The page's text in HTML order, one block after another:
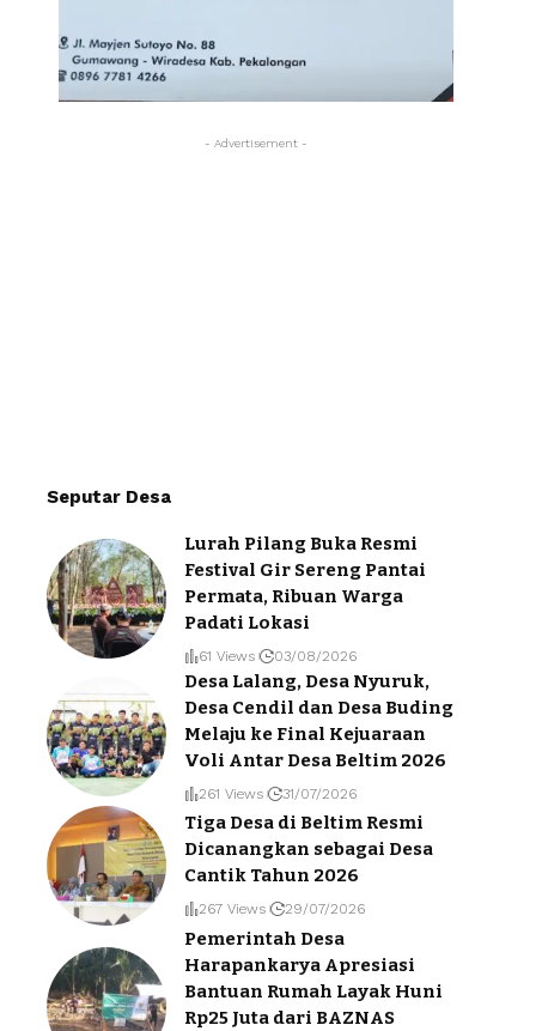
- Advertisement -
Seputar Desa
Lurah Pilang Buka Resmi
Festival Gir Sereng Pantai
Permata, Ribuan Warga
Padati Lokasi
61 Views 03/08/2026
Desa Lalang, Desa Nyuruk,
Desa Cendil dan Desa Buding
Melaju ke Final Kejuaraan
Voli Antar Desa Beltim 2026
261 Views 31/07/2026
Tiga Desa di Beltim Resmi
Dicanangkan sebagai Desa
Cantik Tahun 2026
267 Views 29/07/2026
Pemerintah Desa
Harapankarya Apresiasi
Bantuan Rumah Layak Huni
Rp25 Juta dari BAZNAS